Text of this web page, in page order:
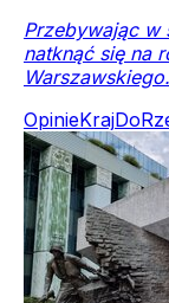
Przebywając w
natknąć się na
Warszawskiego.
OpinieKraj